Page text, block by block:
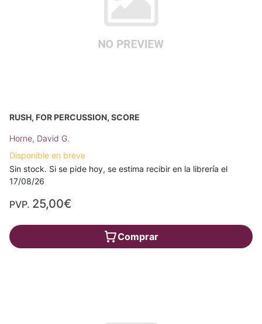
RUSH, FOR PERCUSSION, SCORE
Horne, David G.
Disponible en breve
Sin stock. Si se pide hoy, se estima recibir en la librería el
17/08/26
PVP. 25,00€
Comprar